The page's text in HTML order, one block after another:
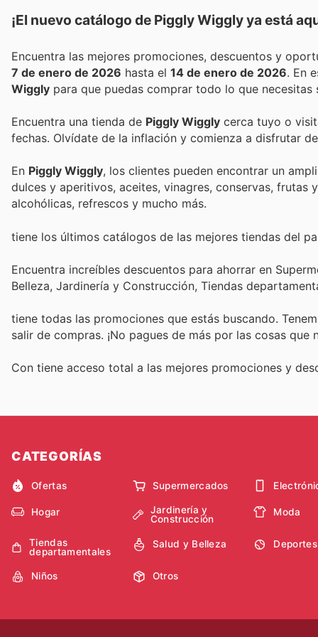
¡El nuevo catálogo de Piggly Wigglyya está
7 de enero de 2026 hasta el 14 de enero de 2026 . En
Wiggly para que puedas comprar todo lo que necesitas
Encuentra una tienda de Piggly Wiggly cerca tuyo o
fechas. Olvídate de la inflación y comienza a disfrutar
En Piggly Wiggly, los clientes pueden encontrar un
dulces y aperitivos, aceites, vinagres, conservas,
alcohólicas, refrescos y mucho más.
tiene los últimos catálogos de las mejores tiendas del
Encuentra increíbles descuentos para ahorrar en
Belleza, Jardinería y Construcción, Tiendas
tiene todas las promociones que estás buscando.
salir de compras. ¡No pagues de más por las cosas que
Con tiene acceso total a las mejores promociones y
CATEGORÍAS
Ofertas Supermercados
Hogar
Jardinería y
Construcción
Moda
Tiendas
departamentales
Salud y Belleza Deportes
Niños Otros